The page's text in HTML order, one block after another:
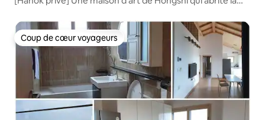
Coup de cœur voyageurs
Coup de cœur voyageurs